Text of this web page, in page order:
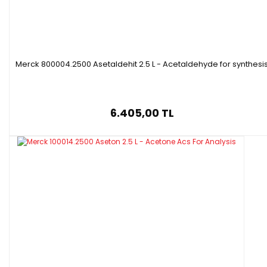
Merck 800004.2500 Asetaldehit 2.5 L - Acetaldehyde for
6.405,00 TL